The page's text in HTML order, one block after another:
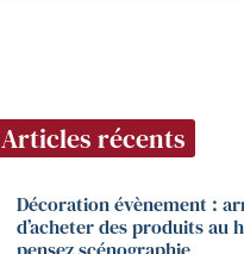
Articles récents
Décoration évènement :
d’acheter des produits au